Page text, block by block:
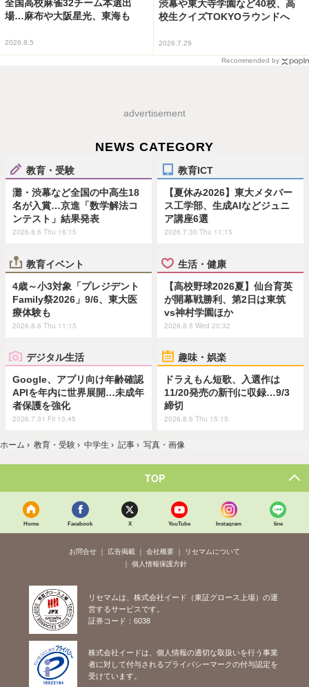
全国高校麻雀32チーム本選出
場…麻布や大阪星光、東海も
2026.8.5
渋幕や東大寺学園など40校、高
校生クイズTOKYOラウンドへ
2026.7.29
Recommended by
advertisement
NEWS CATEGORY
教育・受験
灘・渋幕など全国の中高生18
名が入賞…京進「数学解法コ
ンテスト」結果発表
2026.8.6 Thu 16:15
教育ICT
【夏休み2026】東大メタバー
ス工学部、生成AIなどジュニ
ア講座6選
2026.7.30 Thu 11:15
教育イベント
4歳～小3対象「プレジデント
Family祭2026」9/6、東大医
療体験も
2026.8.6 Thu 11:15
生活・健康
【高校野球2026夏】仙台育英
が開幕戦勝利、第2日は東筑
vs神村学園ほか
2026.8.5 Wed 20:32
デジタル生活
Google、アプリ向け年齢確認
APIを年内に世界展開…未成年
者保護を強化
2026.7.31 Fri 13:45
趣味・娯楽
ドラえもん短歌、入選作は
11/20発売の新刊に収録…9/3
締切
2026.8.6 Thu 15:15
ホーム › 教育・受験 › 中学生 › 記事 › 写真・画像
TOP
Home Facebook X YouTube Instagram line
お問合せ 広告掲載 会社概要
リセマムについて
個人情報保護方針
リセマムは、株式会社イード（東証グロース上場）の運
営するサービスです。
証券コード：6038
株式会社イードは、個人情報の適切な取扱いを行う事業
者に対して付与されるプライバシーマークの付与認定を
受けています。